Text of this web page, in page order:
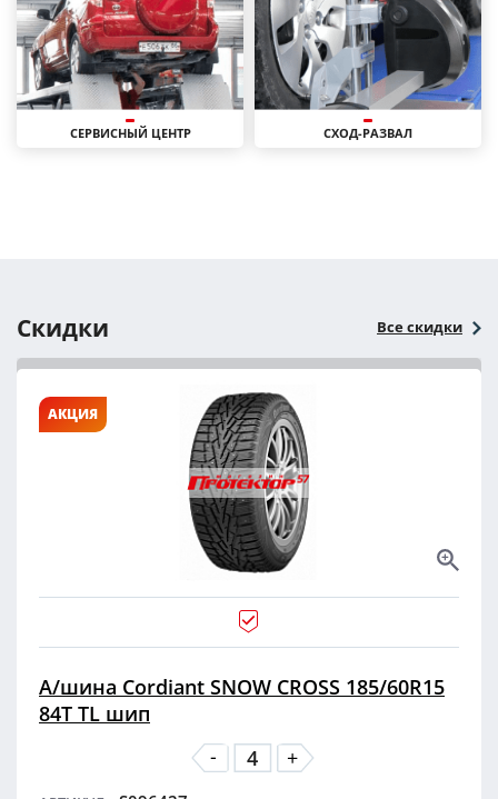
СЕРВИСНЫЙ ЦЕНТР СХОД-РАЗВАЛ
Скидки Все скидки
АКЦИЯ
А/шина Cordiant SNOW CROSS 185/60R15
84T TL шип
-
+